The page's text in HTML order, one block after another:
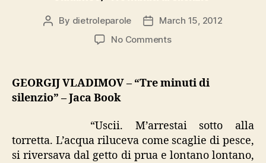
Post
By dietroleparole
PostMarch 15, 2012
No Commentson
minuti
GEORGIJ VLADIMOV – “Tre minuti di
silenzio” – Jaca Book
“Uscii. M’arrestai sotto alla
torretta. L’acqua riluceva come scaglie di pesce,
si riversava dal getto di prua e lontano lontano,